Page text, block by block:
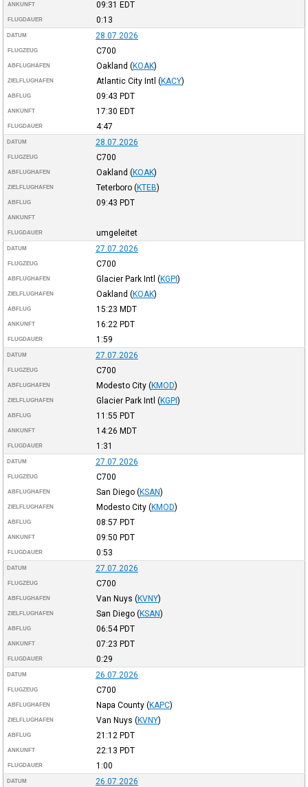
ANKUNFT 09:31 EDT
FLUGDAUER 0:13
DATUM 28.07.2026
FLUGZEUG C700
ABFLUGHAFEN Oakland (KOAK)
ZIELFLUGHAFEN Atlantic City Intl (KACY)
ABFLUG 09:43 PDT
ANKUNFT 17:30 EDT
FLUGDAUER 4:47
DATUM 28.07.2026
FLUGZEUG C700
ABFLUGHAFEN Oakland (KOAK)
ZIELFLUGHAFEN Teterboro (KTEB)
ABFLUG 09:43 PDT
ANKUNFT
FLUGDAUER umgeleitet
DATUM 27.07.2026
FLUGZEUG C700
ABFLUGHAFEN Glacier Park Intl (KGPI)
ZIELFLUGHAFEN Oakland (KOAK)
ABFLUG 15:23 MDT
ANKUNFT 16:22 PDT
FLUGDAUER 1:59
DATUM 27.07.2026
FLUGZEUG C700
ABFLUGHAFEN Modesto City (KMOD)
ZIELFLUGHAFEN Glacier Park Intl (KGPI)
ABFLUG 11:55 PDT
ANKUNFT 14:26 MDT
FLUGDAUER 1:31
DATUM 27.07.2026
FLUGZEUG C700
ABFLUGHAFEN San Diego (KSAN)
ZIELFLUGHAFEN Modesto City (KMOD)
ABFLUG 08:57 PDT
ANKUNFT 09:50 PDT
FLUGDAUER 0:53
DATUM 27.07.2026
FLUGZEUG C700
ABFLUGHAFEN Van Nuys (KVNY)
ZIELFLUGHAFEN San Diego (KSAN)
ABFLUG 06:54PDT
ANKUNFT 07:23 PDT
FLUGDAUER 0:29
DATUM 26.07.2026
FLUGZEUG C700
ABFLUGHAFEN Napa County (KAPC)
ZIELFLUGHAFEN Van Nuys (KVNY)
ABFLUG 21:12 PDT
ANKUNFT 22:13 PDT
FLUGDAUER 1:00
DATUM 26.07.2026